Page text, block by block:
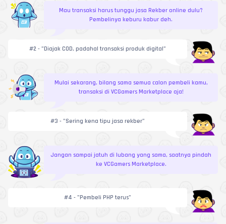
Mau transaksi harus tunggu jasa Rekber online dulu?
Pembelinya keburu kabur deh.
#2 - ”Diajak COD, padahal transaksi produk digital”
Mulai sekarang, bilang sama semua calon pembeli kamu,
transaksi di VCGamers Marketplace aja!
#3 - ”Sering kena tipu jasa rekber”
Jangan sampai jatuh di lubang yang sama, saatnya pindah
ke VCGamers Marketplace.
#4 - ”Pembeli PHP terus”